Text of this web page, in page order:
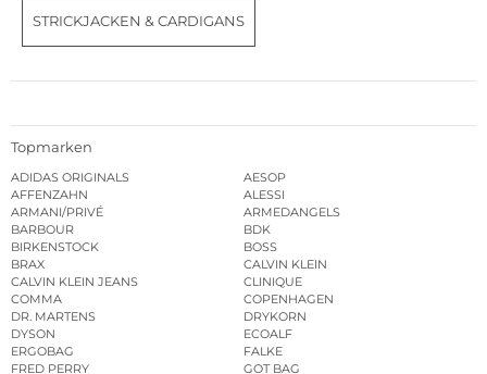
STRICKJACKEN & CARDIGANS
Topmarken
ADIDAS ORIGINALS
AESOP
AFFENZAHN
ALESSI
ARMANI/PRIVÉ
ARMEDANGELS
BARBOUR
BDK
BIRKENSTOCK
BOSS
BRAX
CALVIN KLEIN
CALVIN KLEIN JEANS
CLINIQUE
COMMA
COPENHAGEN
DR. MARTENS
DRYKORN
DYSON
ECOALF
ERGOBAG
FALKE
FRED PERRY
GOT BAG